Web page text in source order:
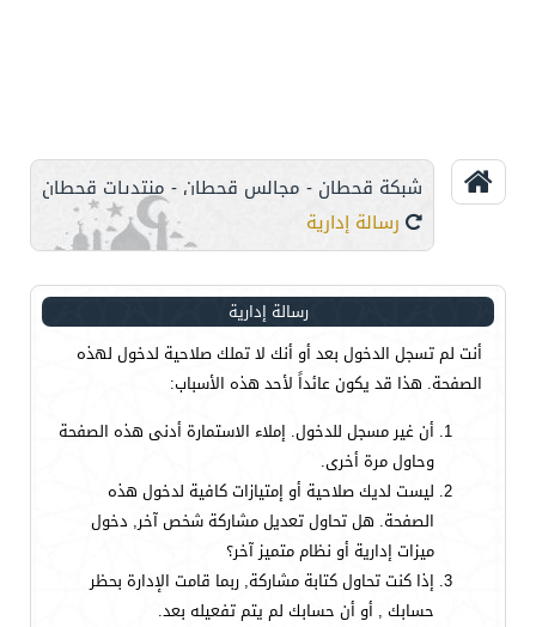
شبكة قحطان - مجالس قحطان - منتديات قحطان
رسالة إدارية
رسالة إدارية
أنت لم تسجل الدخول بعد أو أنك لا تملك صلاحية لدخول لهذه
الصفحة. هذا قد يكون عائداً لأحد هذه الأسباب:
أن غير مسجل للدخول. إملاء الاستمارة أدنى هذه الصفحة
وحاول مرة أخرى.
ليست لديك صلاحية أو إمتيازات كافية لدخول هذه
الصفحة. هل تحاول تعديل مشاركة شخص آخر, دخول
ميزات إدارية أو نظام متميز آخر؟
إذا كنت تحاول كتابة مشاركة, ربما قامت الإدارة بحظر
حسابك , أو أن حسابك لم يتم تفعيله بعد.